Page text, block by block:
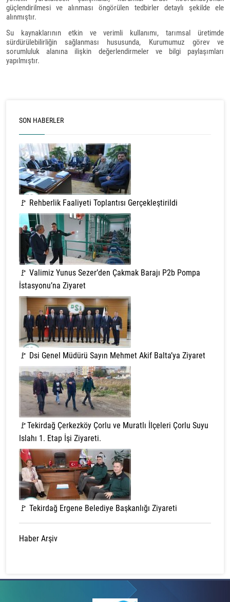
güçlendirilmesi ve alınması öngörülen tedbirler detaylı şekilde ele
alınmıştır.
Su kaynaklarının etkin ve verimli kullanımı, tarımsal üretimde
sürdürülebilirliğin sağlanması hususunda, Kurumumuz görev ve
sorumluluk alanına ilişkin değerlendirmeler ve bilgi paylaşımları
yapılmıştır.
SON HABERLER
🚩 Rehberlik Faaliyeti Toplantısı Gerçekleştirildi
🚩 Valimiz Yunus Sezer’den Çakmak Barajı P2b Pompa
İstasyonu’na Ziyaret
🚩 Dsi Genel Müdürü Sayın Mehmet Akif Balta’ya Ziyaret
🚩Tekirdağ Çerkezköy Çorlu ve Muratlı İlçeleri Çorlu Suyu
Islahı 1. Etap İşi Ziyareti.
🚩 Tekirdağ Ergene Belediye Başkanlığı Ziyareti
Haber Arşiv